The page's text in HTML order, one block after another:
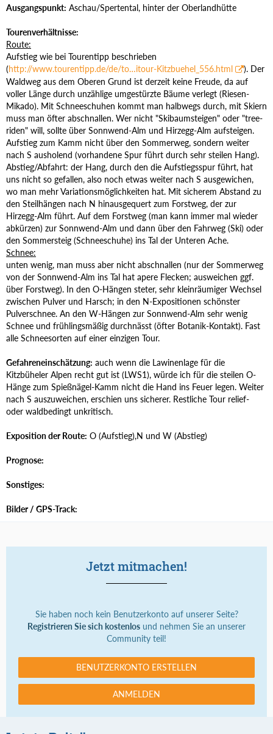
Ausgangspunkt: Aschau/Spertental, hinter der Oberlandhütte
Tourenverhältnisse:
Route:
Aufstieg wie bei Tourentipp beschrieben
(http://www.tourentipp.de/de/to…itour-Kitzbuehel_556.html
). Der
Waldweg aus dem Oberen Grund ist derzeit keine Freude, da auf
voller Länge durch unzählige umgestürzte Bäume verlegt (Riesen-
Mikado). Mit Schneeschuhen kommt man halbwegs durch, mit Skiern
muss man öfter abschnallen. Wer nicht "Skibaumsteigen" oder "tree-
riden" will, sollte über Sonnwend-Alm und Hirzegg-Alm aufsteigen.
Aufstieg zum Kamm nicht über den Sommerweg, sondern weiter
nach S ausholend (vorhandene Spur führt durch sehr steilen Hang).
Abstieg/Abfahrt: der Hang, durch den die Aufstiegsspur führt, hat
uns nicht so gefallen, also noch etwas weiter nach S ausgewichen,
wo man mehr Variationsmöglichkeiten hat. Mit sicherem Abstand zu
den Steilhängen nach N hinausgequert zum Forstweg, der zur
Hirzegg-Alm führt. Auf dem Forstweg (man kann immer mal wieder
abkürzen) zur Sonnwend-Alm und dann über den Fahrweg (Ski) oder
den Sommersteig (Schneeschuhe) ins Tal der Unteren Ache.
Schnee:
unten wenig, man muss aber nicht abschnallen (nur der Sommerweg
von der Sonnwend-Alm ins Tal hat apere Flecken; ausweichen ggf.
über Forstweg). In den O-Hängen steter, sehr kleinräumiger Wechsel
zwischen Pulver und Harsch; in den N-Expositionen schönster
Pulverschnee. An den W-Hängen zur Sonnwend-Alm sehr wenig
Schnee und frühlingsmäßig durchnässt (öfter Botanik-Kontakt). Fast
alle Schneesorten auf einer einzigen Tour.
Gefahreneinschätzung: auch wenn die Lawinenlage für die
Kitzbüheler Alpen recht gut ist (LWS1), würde ich für die steilen O-
Hänge zum Spießnägel-Kamm nicht die Hand ins Feuer legen. Weiter
nach S auszuweichen, erschien uns sicherer. Restliche Tour relief-
oder waldbedingt unkritisch.
Exposition der Route: O (Aufstieg),N und W (Abstieg)
Prognose:
Sonstiges:
Bilder / GPS-Track:
Jetzt mitmachen!
Sie haben noch kein Benutzerkonto auf unserer Seite?
Registrieren Sie sich kostenlos und nehmen Sie an unserer
Community teil!
BENUTZERKONTO ERSTELLEN
ANMELDEN